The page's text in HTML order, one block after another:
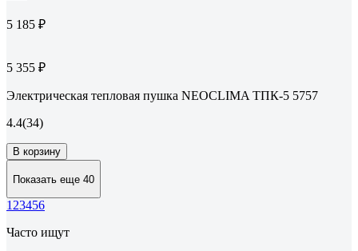
5 185 ₽
5 355 ₽
Электрическая тепловая пушка NEOCLIMA ТПК-5 5757
4.4(34)
В корзину
Показать еще 40
1 23456
Часто ищут